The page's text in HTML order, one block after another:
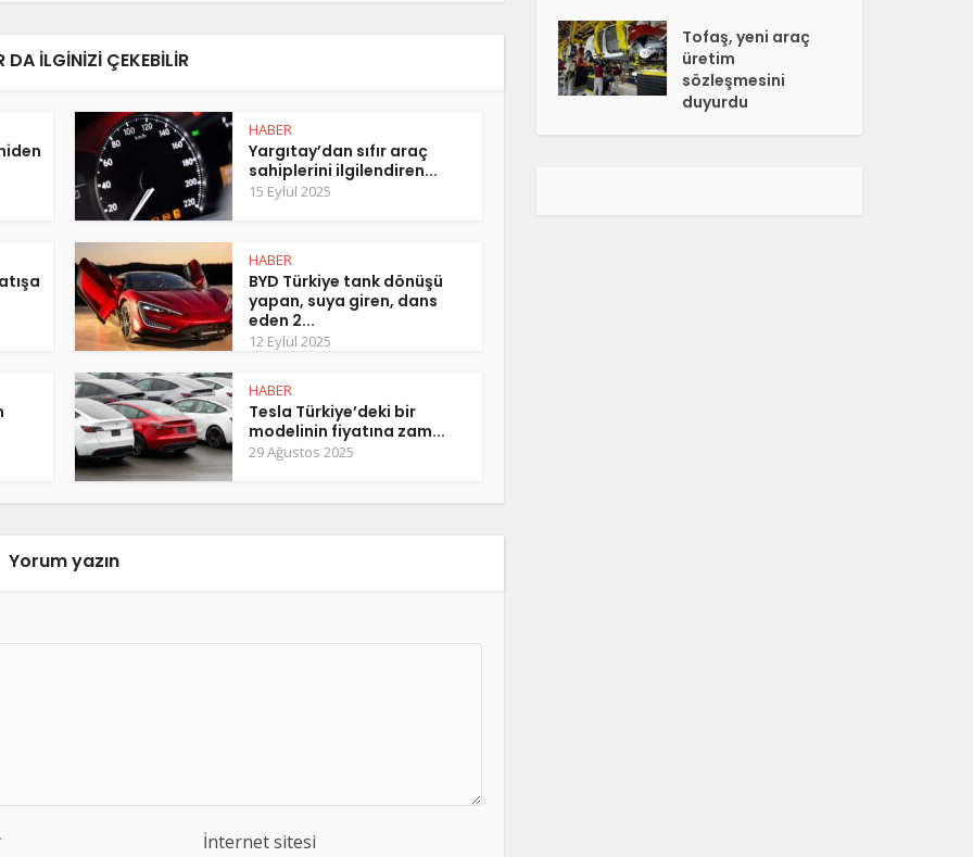
DA ILGINIZI ÇEKEBILIR
HABER
Yargıtay’dan sıfır araç
sahiplerini ilgilendiren...
15 Eylül 2025
HABER
BYD Türkiye tank dönüşü
yapan, suya giren, dans
eden 2...
12 Eylül 2025
HABER
Tesla Türkiye’deki bir
modelinin fiyatına zam...
29 Ağustos 2025
Yorum yazın
İnternet sitesi
Tofaş, yeni araç
üretim
sözleşmesini
duyurdu